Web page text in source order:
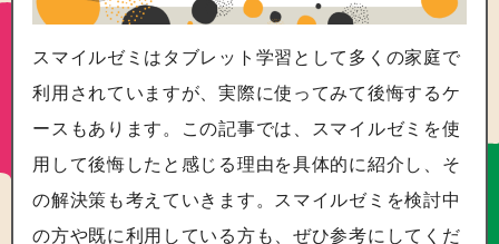
スマイルゼミはタブレット学習として多くの家庭で
利用されていますが、実際に使ってみて後悔するケ
ースもあります。この記事では、スマイルゼミを使
用して後悔したと感じる理由を具体的に紹介し、そ
の解決策も考えていきます。スマイルゼミを検討中
の方や既に利用している方も、ぜひ参考にしてくだ